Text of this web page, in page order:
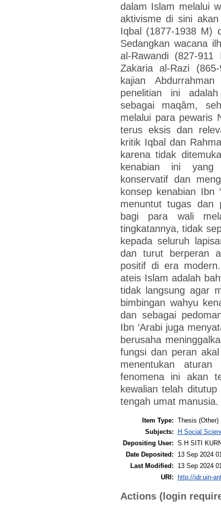
dalam Islam melalui
aktivisme di sini
Iqbal (1877-1938 M)
Sedangkan wacana
al-Rawandi (827-
Zakaria al-Razi
kajian
penelitian ini
sebagai maqâm,
melalui para pewaris
terus eksis dan
kritik Iqbal dan
karena tidak
kenabian ini yang
konservatif dan
konsep kenabian Ibn
menuntut tugas dan
bagi para wali
tingkatannya, tidak
kepada seluruh
dan turut berperan
positif di era
ateis Islam adalah
tidak langsung agar
bimbingan wahyu
dan sebagai
Ibn ‘Arabi juga
berusaha
fungsi dan peran
menentukan
fenomena ini akan
kewalian telah
tengah umat manusia.
Item Type: Thesis (Other)
Subjects:
H Social
Depositing User: S.H SITI
Date Deposited:
13 Sep 2024
Last Modified:
13 Sep 2024
URI: http://idr.uin-
Actions (login